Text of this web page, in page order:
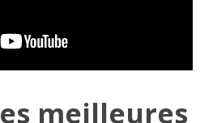
meilleures